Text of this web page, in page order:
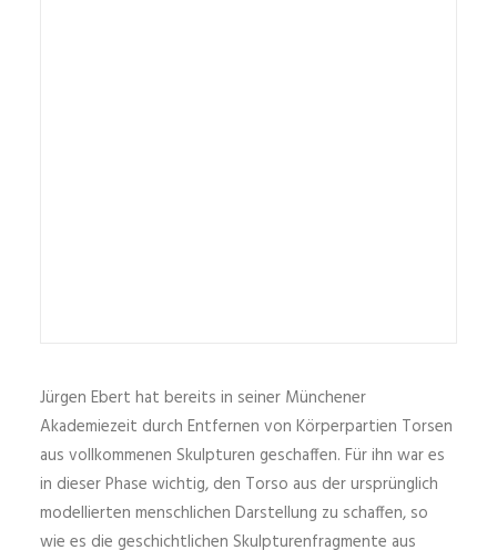
Jürgen Ebert hat bereits in seiner Münchener
Akademiezeit durch Entfernen von Körperpartien Torsen
aus vollkommenen Skulpturen geschaffen. Für ihn war es
in dieser Phase wichtig, den Torso aus der ursprünglich
modellierten menschlichen Darstellung zu schaffen, so
wie es die geschichtlichen Skulpturenfragmente aus